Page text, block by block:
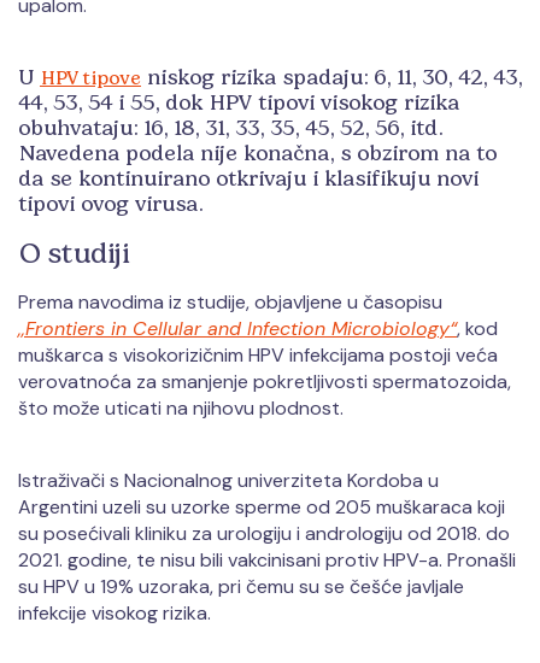
upalom.
U HPV tipove niskog rizika spadaju: 6, 11, 30, 42, 43,
44, 53, 54 i 55, dok HPV tipovi visokog rizika
obuhvataju: 16, 18, 31, 33, 35, 45, 52, 56, itd.
Navedena podela nije konačna, s obzirom na to
da se kontinuirano otkrivaju i klasifikuju novi
tipovi ovog virusa.
O studiji
Prema navodima iz studije, objavljene u časopisu
,,Frontiers in Cellular and Infection Microbiology“, kod
muškarca s visokorizičnim HPV infekcijama postoji veća
verovatnoća za smanjenje pokretljivosti spermatozoida,
što može uticati na njihovu plodnost.
Istraživači s Nacionalnog univerziteta Kordoba u
Argentini uzeli su uzorke sperme od 205 muškaraca koji
su posećivali kliniku za urologiju i andrologiju od 2018. do
2021. godine, te nisu bili vakcinisani protiv HPV-a. Pronašli
su HPV u 19% uzoraka, pri čemu su se češće javljale
infekcije visokog rizika.